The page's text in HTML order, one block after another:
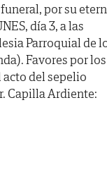
por su
día 3, a las
Parroquial de
Favores por los
acto del sepelio
Capilla Ardiente: